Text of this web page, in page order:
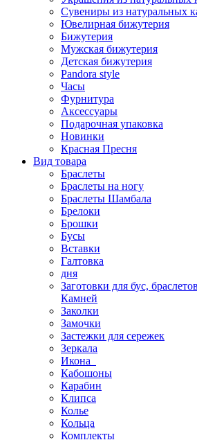
Сувениры из натуральных
Ювелирная бижутерия
Бижутерия
Мужская бижутерия
Детская бижутерия
Pandora style
Часы
Фурнитура
Аксеcсуары
Подарочная упаковка
Новинки
Красная Пресня
Вид товара
Браслеты
Браслеты на ногу
Браслеты Шамбала
Брелоки
Брошки
Бусы
Вставки
Галтовка
дня
Заготовки для бус,
Камней
Заколки
Замочки
Застежки для сережек
Зеркала
Икона
Кабошоны
Карабин
Клипса
Колье
Кольца
Комплекты